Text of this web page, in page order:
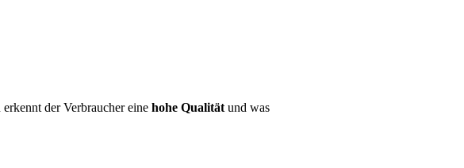
der Verbraucher eine hohe Qualität und was